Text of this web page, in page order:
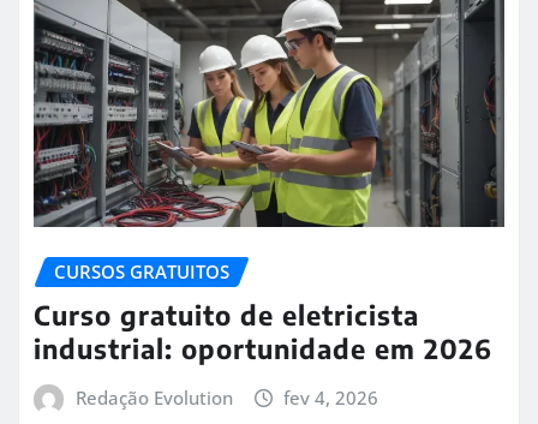
CURSOS GRATUITOS
Curso gratuito de eletricista
industrial: oportunidade em 2026
Redação Evolution fev 4, 2026